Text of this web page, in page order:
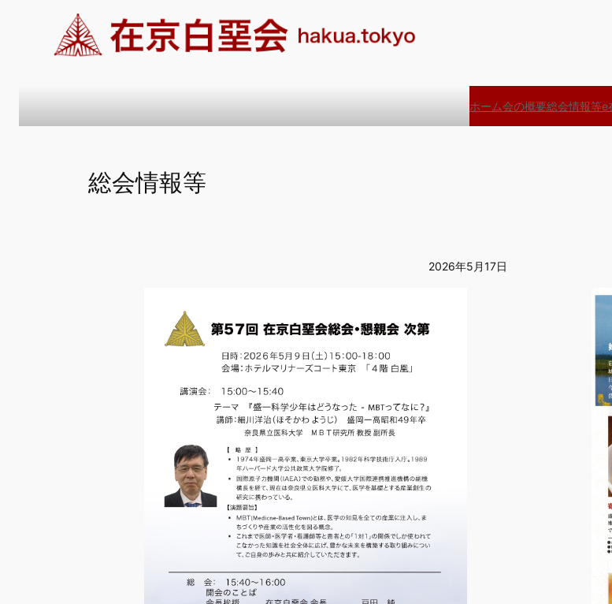
ホーム会の概要総会情報等e
総会情報等
2026年5月17日